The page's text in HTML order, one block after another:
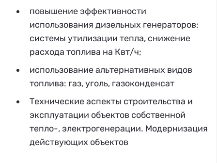
повышение эффективности
использования дизельных генераторов:
системы утилизации тепла, снижение
расхода топлива на Квт/ч;
использование альтернативных видов
топлива: газ, уголь, газоконденсат
Технические аспекты строительства и
эксплуатации объектов собственной
тепло-, электрогенерации. Модернизация
действующих объектов